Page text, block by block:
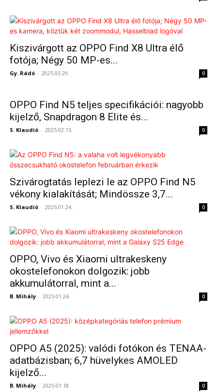
Kiszivárgott az OPPO Find X8 Ultra élő
fotója; Négy 50 MP-es...
Gy. Rádó - 2025.03.29. 0
OPPO Find N5 teljes specifikációi: nagyobb
kijelző, Snapdragon 8 Elite és...
S. Klaudió - 2025.02.15. 0
Szivárogtatás leplezi le az OPPO Find N5
vékony kialakítását; Mindössze 3,7...
S. Klaudió - 2025.01.24. 0
OPPO, Vivo és Xiaomi ultrakeskeny
okostelefonokon dolgozik: jobb
akkumulátorral, mint a...
B. Mihály - 2025.01.24. 0
OPPO A5 (2025): valódi fotókon és TENAA-
adatbázisban; 6,7 hüvelykes AMOLED
kijelző...
B. Mihály - 2025.01.18. 0